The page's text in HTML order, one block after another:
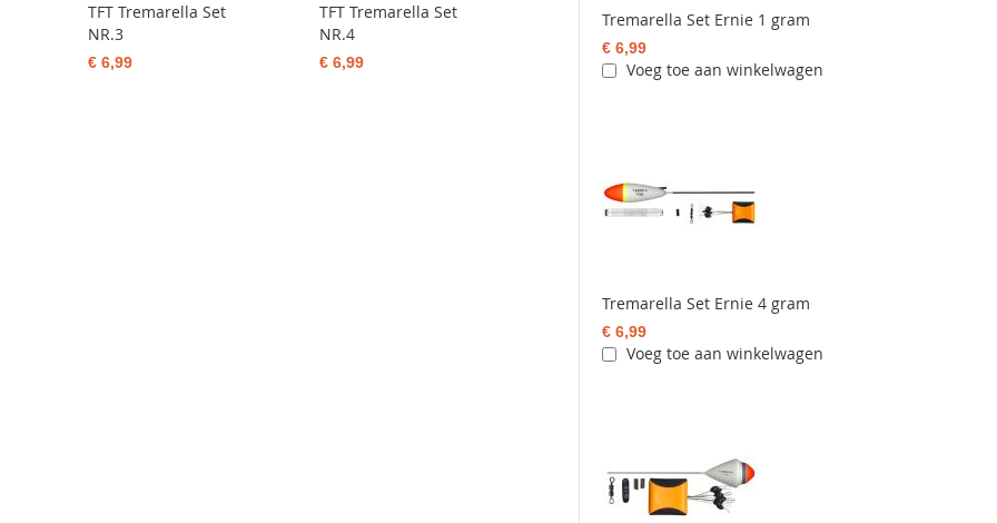
Tremarella Set Ernie 1 gram
€ 6,99
Voeg toe aan winkelwagen
Tremarella Set Ernie 4 gram
€ 6,99
Voeg toe aan winkelwagen
TFT Tremarella Set
NR.3
€ 6,99
TFT Tremarella Set
NR.4
€ 6,99